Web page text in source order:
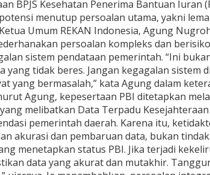
BPJS Kesehatan Penerima Bantuan Iuran
menutup persoalan utama, yakni
Umum REKAN Indonesia, Agung
persoalan kompleks dan berisiko
sistem pendataan pemerintah. “Ini
yang tidak beres. Jangan kegagalan sistem
yang bermasalah,” kata Agung dalam
Agung, kepesertaan PBI ditetapkan
melibatkan Data Terpadu Kesejahteraan
pemerintah daerah. Karena itu,
akurasi dan pembaruan data, bukan
menetapkan status PBI. Jika terjadi
data yang akurat dan mutakhir.